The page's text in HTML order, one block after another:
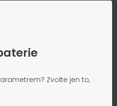
Zvolte jen to,